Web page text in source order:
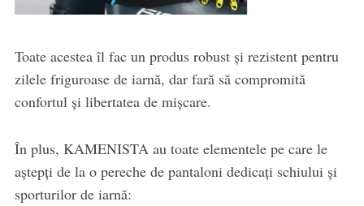
Toate acestea îl fac un produs robust și rezistent pentru
zilele friguroase de iarnă, dar fară să compromită
confortul și libertatea de mișcare.
În plus, KAMENISTA au toate elementele pe care le
aștepți de la o pereche de pantaloni dedicați schiului și
sporturilor de iarnă: